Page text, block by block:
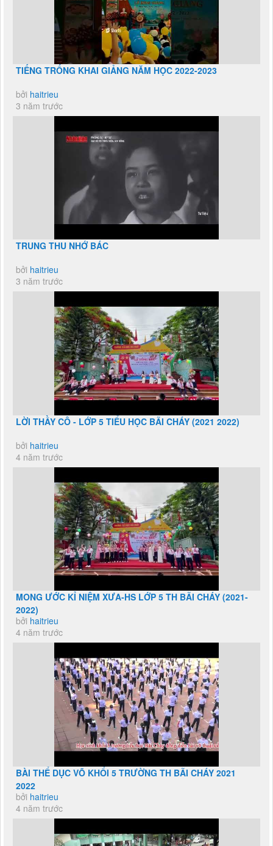
TIẾNG TRỐNG KHAI GIẢNG NĂM HỌC 2022-2023
bởi haitrieu
3 năm trước
TRUNG THU NHỚ BÁC
bởi haitrieu
3 năm trước
LỜI THẦY CÔ - LỚP 5 TIỂU HỌC BÃI CHÁY (2021 2022)
bởi haitrieu
4 năm trước
MONG ƯỚC KỈ NIỆM XƯA-HS LỚP 5 TH BÃI CHÁY (2021-
2022)
bởi haitrieu
4 năm trước
BÀI THỂ DỤC VÕ KHỔI 5 TRƯỜNG TH BÃI CHÁY 2021
2022
bởi haitrieu
4 năm trước